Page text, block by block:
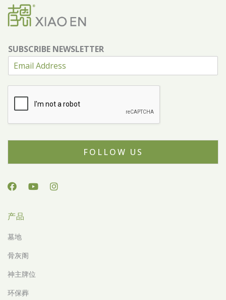
SUBSCRIBE NEWSLETTER
FOLLOW US
产品
墓地
骨灰阁
神主牌位
环保葬